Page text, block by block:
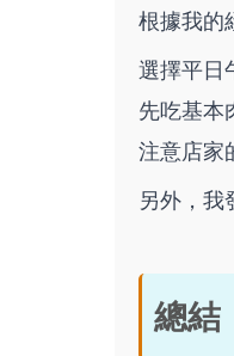
根據我的
選擇平日
先吃基本
注意店家
另外，我
總結